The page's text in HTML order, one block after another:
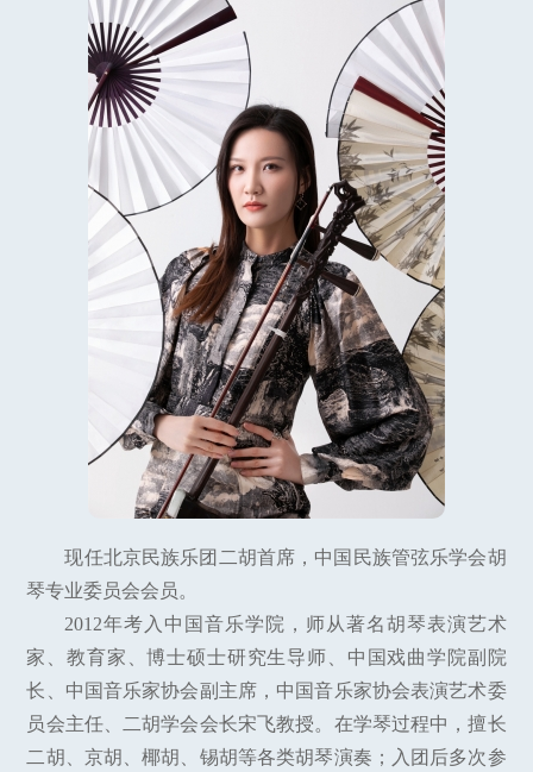
现任北京民族乐团二胡首席，中国民族管弦乐学会胡
琴专业委员会会员。
2012年考入中国音乐学院，师从著名胡琴表演艺术
家、教育家、博士硕士研究生导师、中国戏曲学院副院
长、中国音乐家协会副主席，中国音乐家协会表演艺术委
员会主任、二胡学会会长宋飞教授。在学琴过程中，擅长
二胡、京胡、椰胡、锡胡等各类胡琴演奏；入团后多次参